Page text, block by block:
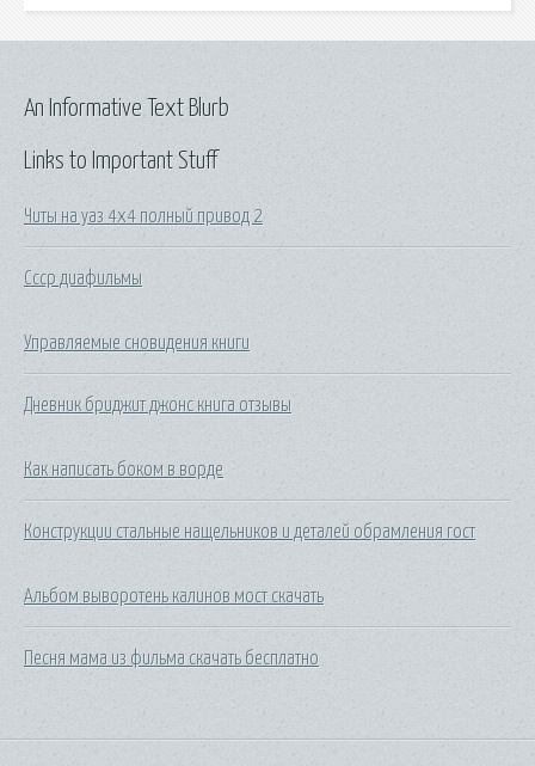
Links to Important Stuff
Читы на уаз 4х4 полный привод 2
Ссср диафильмы
Управляемые сновидения книги
Дневник бриджит джонс книга отзывы
Как написать боком в ворде
Конструкции стальные нащельников и деталей обрамления гост
Альбом выворотень калинов мост скачать
Песня мама из фильма скачать бесплатно
An Informative Text Blurb